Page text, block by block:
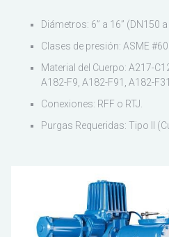
Diámetros: 6” a 16” (DN150 a
Clases de presión: ASME
Material del Cuerpo: A217-
A182-F9, A182-F91, A182-
Conexiones: RFF o RTJ.
Purgas Requeridas: Tipo II